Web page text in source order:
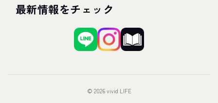
最新情報をチェック
© 2026 vivid LIFE